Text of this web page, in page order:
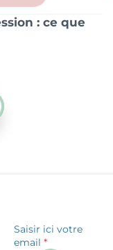
: ce que
Saisir ici votre
email*